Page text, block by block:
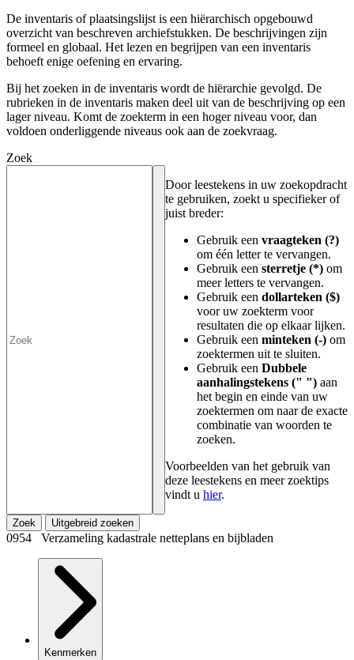
De inventaris of plaatsingslijst is een hiërarchisch opgebouwd
overzicht van beschreven archiefstukken. De beschrijvingen zijn
formeel en globaal. Het lezen en begrijpen van een inventaris
behoeft enige oefening en ervaring.
Bij het zoeken in de inventaris wordt de hiërarchie gevolgd. De
rubrieken in de inventaris maken deel uit van de beschrijving op een
lager niveau. Komt de zoekterm in een hoger niveau voor, dan
voldoen onderliggende niveaus ook aan de zoekvraag.
Zoek
Door leestekens in uw zoekopdracht
te gebruiken, zoekt u specifieker of
juist breder:
Gebruik een vraagteken (?)
om één letter te vervangen.
Gebruik een sterretje (*) om
meer letters te vervangen.
Gebruik een dollarteken ($)
voor uw zoekterm voor
resultaten die op elkaar lijken.
Gebruik een minteken (-) om
zoektermen uit te sluiten.
Gebruik een Dubbele
aanhalingstekens (" ") aan
het begin en einde van uw
zoektermen om naar de exacte
combinatie van woorden te
zoeken.
Voorbeelden van het gebruik van
deze leestekens en meer zoektips
vindt u hier.
Zoek Uitgebreid zoeken
0954 Verzameling kadastrale netteplans en bijbladen
Kenmerken